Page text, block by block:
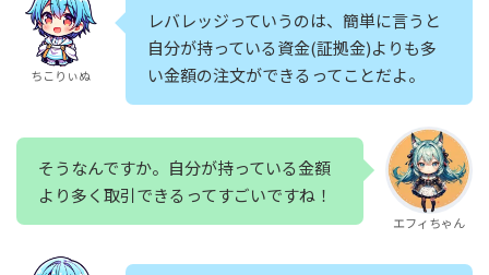
ちこりぃぬ
レバレッジっていうのは、簡単に言うと
自分が持っている資金(証拠金)よりも多
い金額の注文ができるってことだよ。
そうなんですか。自分が持っている金額
より多く取引できるってすごいですね！
エフィちゃん